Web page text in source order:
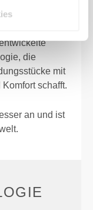
die
mit
schafft.
an und ist